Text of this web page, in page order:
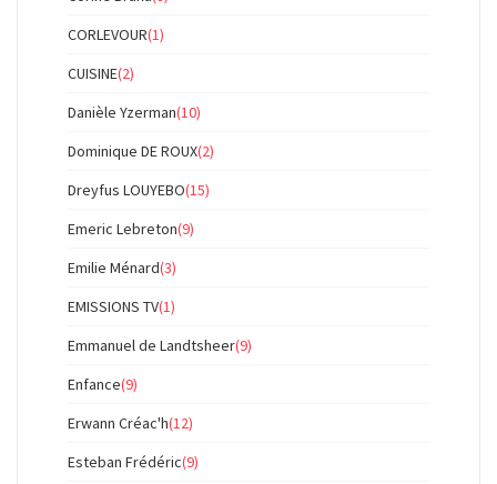
CORLEVOUR(1)
CUISINE(2)
Danièle Yzerman(10)
Dominique DE ROUX(2)
Dreyfus LOUYEBO(15)
Emeric Lebreton(9)
Emilie Ménard(3)
EMISSIONS TV(1)
Emmanuel de Landtsheer(9)
Enfance(9)
Erwann Créac'h(12)
Esteban Frédéric(9)